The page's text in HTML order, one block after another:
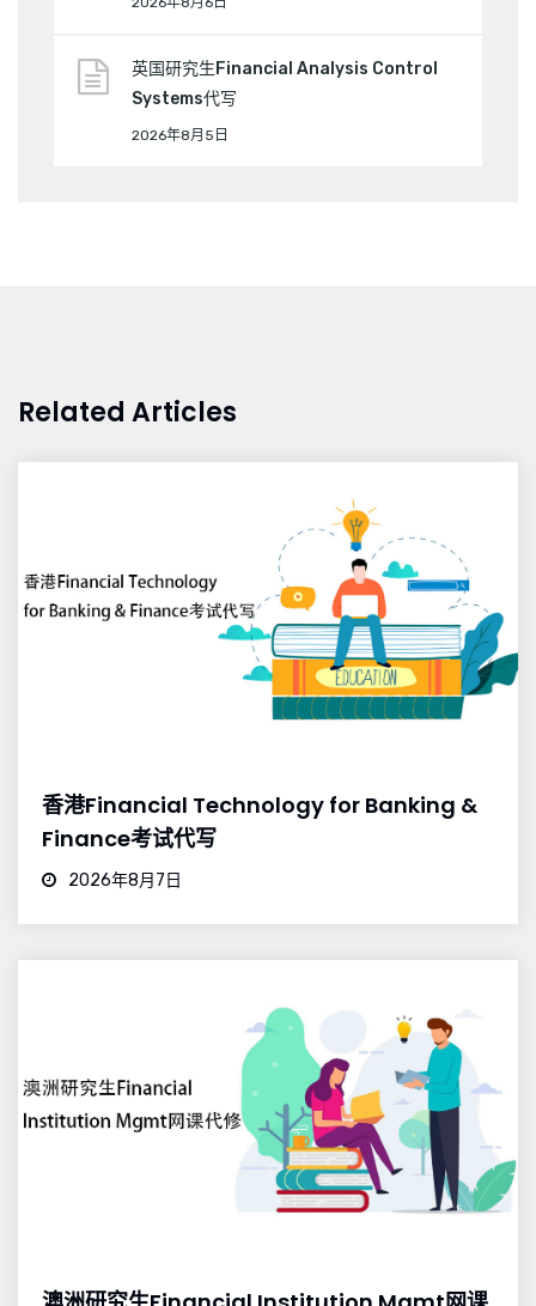
英国研究生Financial Analysis Control
Systems代写
2026年8月5日
Related Articles
香港Financial Technology for Banking &
Finance考试代写
2026年8月7日